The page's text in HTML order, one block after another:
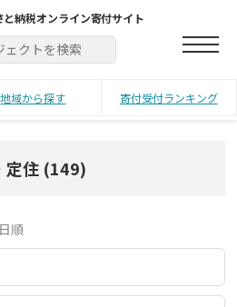
納税オンライン寄付サイト
地域から探す 寄付受付ランキング
定住 (149)
順